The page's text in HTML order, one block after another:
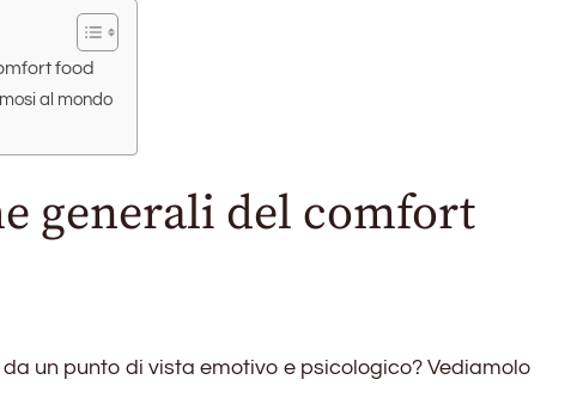
food
al mondo
generali del comfort
un punto di vista emotivo e psicologico? Vediamolo